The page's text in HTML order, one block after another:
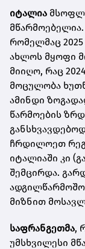
იტალია
რომელმაც
ახლოს მყოფი
მიიღო, რაც
მოცულობა
ამინდი
წარმოების
ჩრდილოეთ
იტალიაში კი
შემცირდა.
მიზნით
საფრანგეთმა,
უმსხვილესი